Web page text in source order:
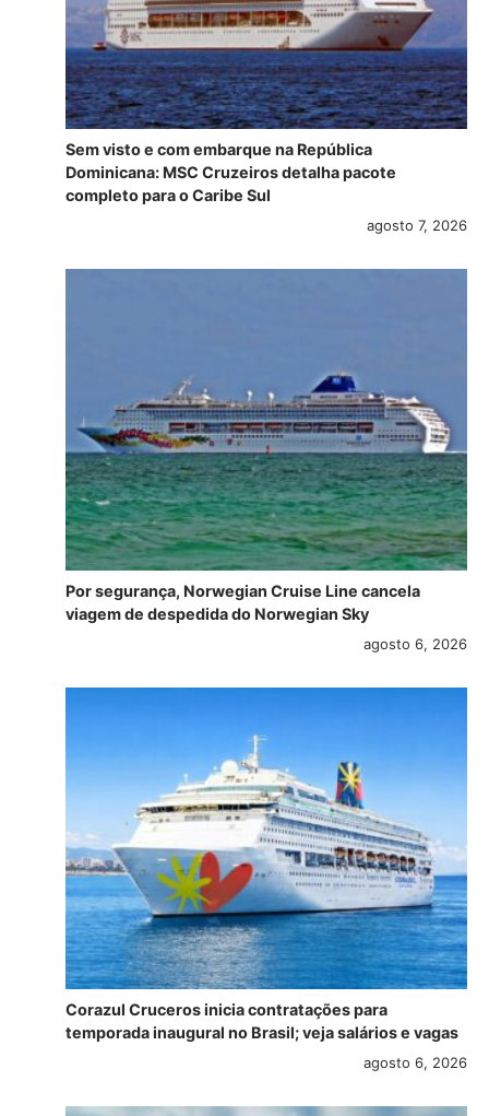
Sem visto e com embarque na República
Dominicana: MSC Cruzeiros detalha pacote
completo para o Caribe Sul
agosto 7, 2026
Por segurança, Norwegian Cruise Line cancela
viagem de despedida do Norwegian Sky
agosto 6, 2026
Corazul Cruceros inicia contratações para
temporada inaugural no Brasil; veja salários e vagas
agosto 6, 2026